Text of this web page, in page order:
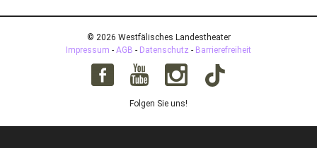
© 2026 Westfälisches Landestheater
Impressum - AGB - Datenschutz - Barrierefreiheit
Folgen Sie uns!